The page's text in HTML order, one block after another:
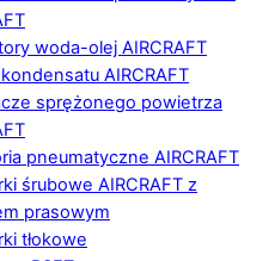
woda-olej AIRCRAFT
AIRCRAFT
sprężonego powietrza
pneumatyczne AIRCRAFT
śrubowe AIRCRAFT z
prasowym
tłokowe